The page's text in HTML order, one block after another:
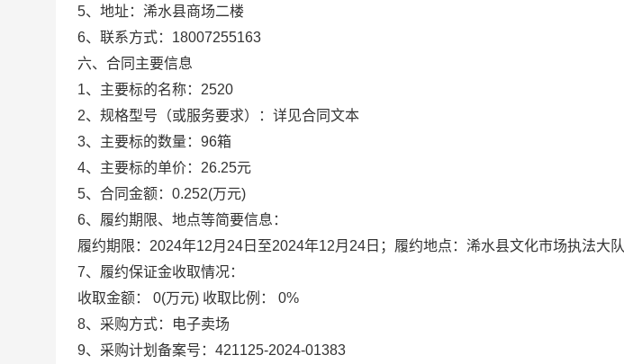
5、地址： 浠水县商场二楼
6、联系方式： 18007255163
六、合同主要信息
1、主要标的名称： 2520
2、规格型号（或服务要求）： 详见合同文本
3、主要标的数量： 96箱
4、主要标的单价： 26.25元
5、合同金额： 0.252(万元)
6、履约期限、地点等简要信息：
履约期限：2024年12月24日至2024年12月24日；履约地点：浠水县文化市场执法大队
7、履约保证金收取情况：
收取金额：
0(万元) 收取比例：
0%
8、采购方式：
电子卖场
9、采购计划备案号： 421125-2024-01383